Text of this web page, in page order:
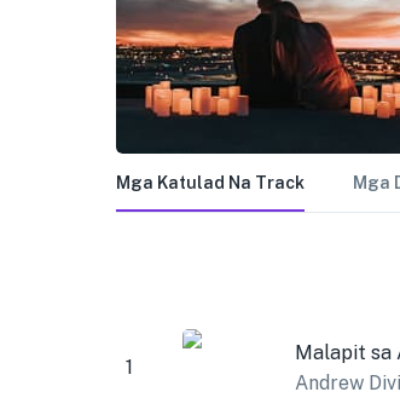
Mga Katulad Na Track Mga
1
Malapit sa
Andrew